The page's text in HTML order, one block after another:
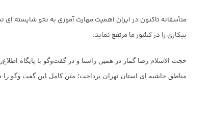
متأسفانه تاکنون در ایران اهمیت مهارت آموزی به نحو شایسته
بیکاری را در کشور ما مرتفع نماید.
حجت الاسلام رضا گمار در همین راستا و در گفت‌وگو با پایگاه‌ اطلاع‌
مناطق حاشیه ای استان تهران پرداخت؛ متن کامل این گفت ‌و‌گو را